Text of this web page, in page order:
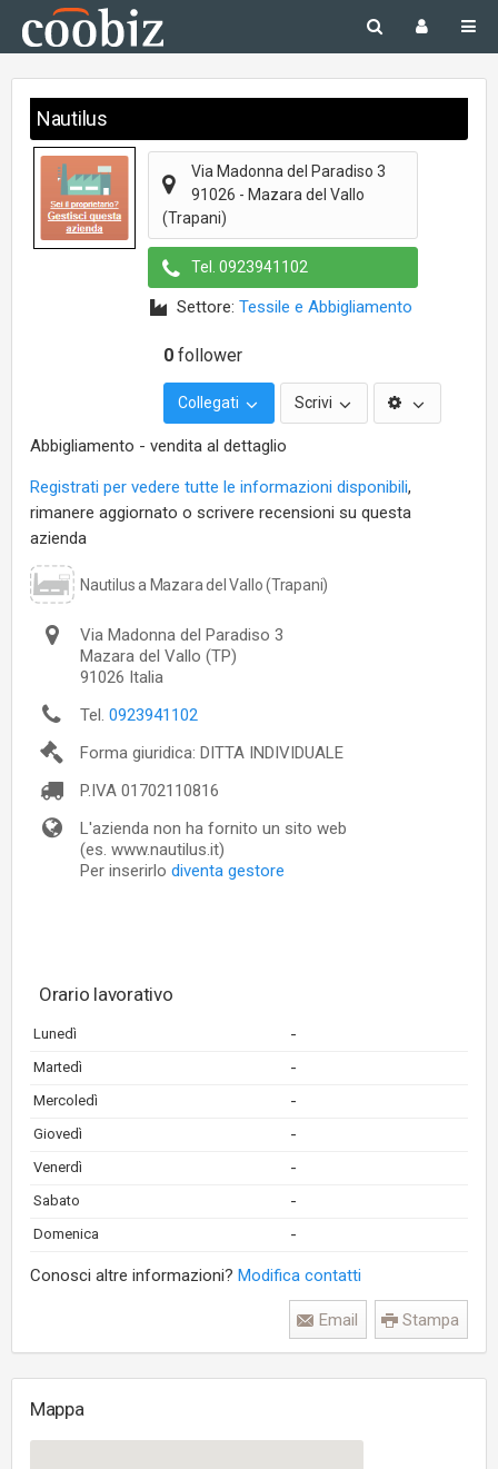
Nautilus
Via Madonna del Paradiso 3
91026 - Mazara del Vallo
(Trapani)
Tel. 0923941102
Settore: Tessile e Abbigliamento
0 follower
Collegati Scrivi
Abbigliamento - vendita al dettaglio
Registrati per vedere tutte le informazioni disponibili,
rimanere aggiornato o scrivere recensioni su questa
azienda
Nautilus a Mazara del Vallo (Trapani)
Via Madonna del Paradiso 3
Mazara del Vallo (TP)
91026 Italia
Tel. 0923941102
Forma giuridica: DITTA INDIVIDUALE
P.IVA 01702110816
L'azienda non ha fornito un sito web
(es. www.nautilus.it)
Per inserirlo diventa gestore
Orario lavorativo
Lunedì -
Martedì -
Mercoledì -
Giovedì -
Venerdì -
Sabato -
Domenica -
Conosci altre informazioni? Modifica contatti
Stampa
Email
Mappa